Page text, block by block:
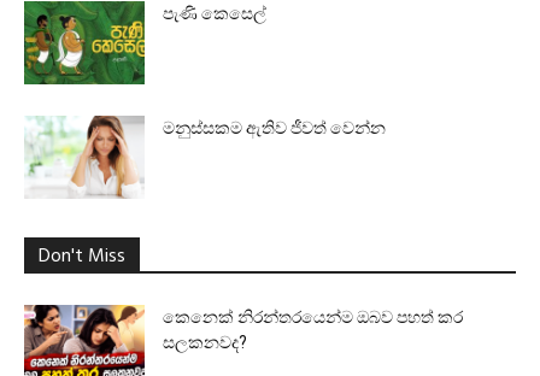
පැණි කෙසෙල්
මනුස්සකම ඇතිව ජීවත් වෙන්න
Don't Miss
කෙනෙක් නිරන්තරයෙන්ම ඔබව පහත් කර
සලකනවද?